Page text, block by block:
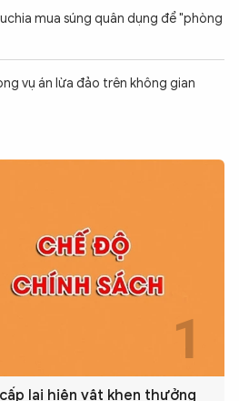
mua súng quân dụng để "phòng
vụ án lừa đảo trên không gian
lại hiện vật khen thưởng